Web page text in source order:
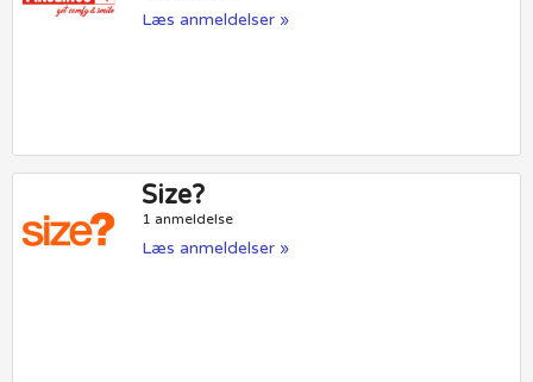
Læs anmeldelser »
Size?
1 anmeldelse
Læs anmeldelser »